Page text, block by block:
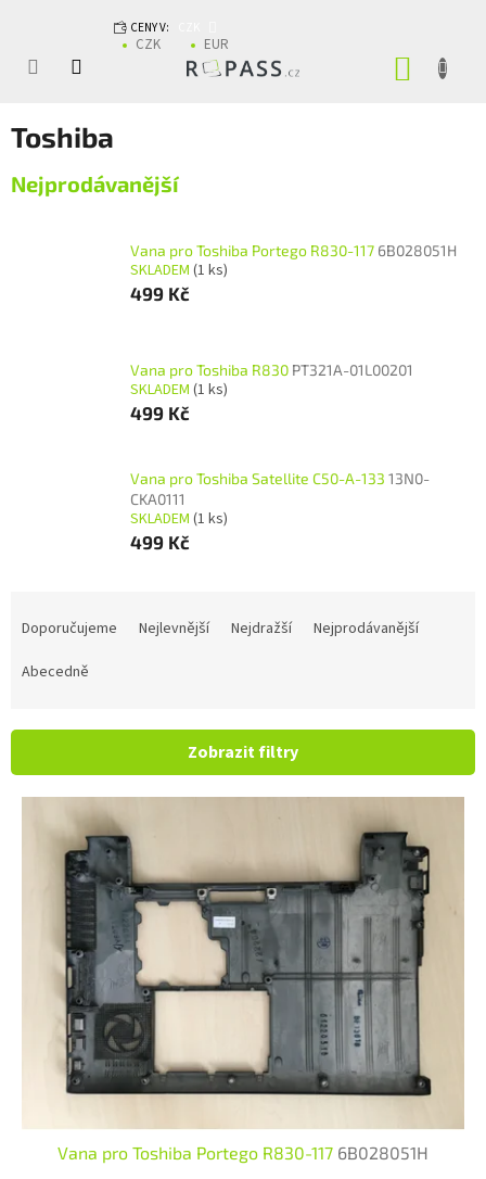
CENY V:
CZK EUR
Toshiba
Nejprodávanější
Vana pro Toshiba Portego R830-117 6B028051H
SKLADEM (1 ks)
499 Kč
Vana pro Toshiba R830 PT321A-01L00201
SKLADEM (1 ks)
499 Kč
Vana pro Toshiba Satellite C50-A-133 13N0-
CKA0111
SKLADEM (1 ks)
499 Kč
Doporučujeme Nejlevnější Nejdražší
Nejprodávanější
Abecedně
Zobrazit filtry
Výpis produktů
Vana pro Toshiba Portego R830-117 6B028051H